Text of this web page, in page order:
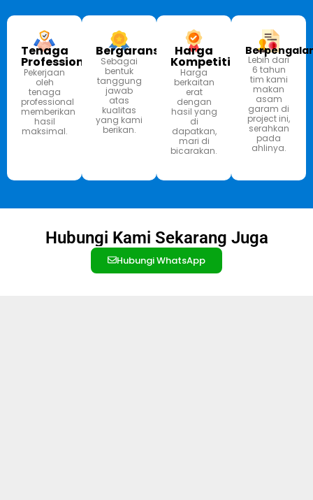
Tenaga
Professional
Pekerjaan
oleh
tenaga
professional
memberikan
hasil
maksimal.
Bergaransi
Sebagai
bentuk
tanggung
jawab
atas
kualitas
yang kami
berikan.
Harga
Kompetitif
Harga
berkaitan
erat
dengan
hasil yang
di
dapatkan,
mari di
bicarakan.
Lebih dari
6 tahun
tim kami
makan
asam
garam di
project ini,
serahkan
pada
ahlinya.
Hubungi Kami Sekarang Juga
Hubungi WhatsApp